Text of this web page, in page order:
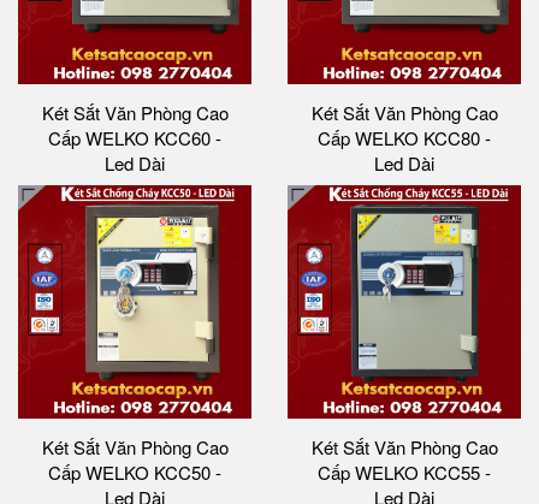
Két Sắt Văn Phòng Cao
Cấp WELKO KCC60 -
Led Dài
Két Sắt Văn Phòng Cao
Cấp WELKO KCC80 -
Led Dài
Két Sắt Văn Phòng Cao
Cấp WELKO KCC50 -
Led Dài
Két Sắt Văn Phòng Cao
Cấp WELKO KCC55 -
Led Dài